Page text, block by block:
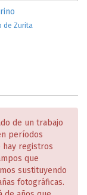
de Zurita
de un trabajo
períodos
hay registros
que
sustituyendo
fotográficas.